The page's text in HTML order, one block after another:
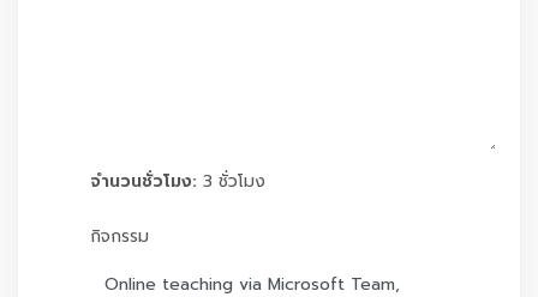
จำนวนชั่วโมง: 3 ชั่วโมง
กิจกรรม